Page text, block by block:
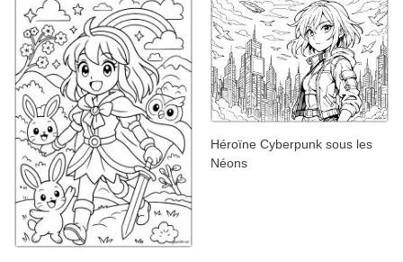
Héroïne Cyberpunk sous les
Néons